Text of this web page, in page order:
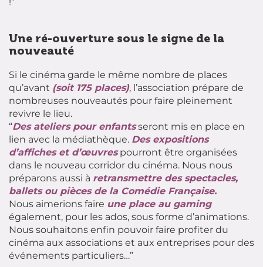
Une ré-ouverture sous le signe de la
nouveauté
Si le cinéma garde le même nombre de places
qu’avant (soit 175 places), l’association prépare de
nombreuses nouveautés pour faire pleinement
revivre le lieu.
“Des ateliers pour enfantsseront mis en place en
lien avec la médiathèque. Des expositions
d’affiches et d’œuvrespourront être organisées
dans le nouveau corridor du cinéma. Nous nous
préparons aussi à retransmettre des spectacles,
ballets ou pièces de la Comédie Française.
Nous aimerions faire une place au gaming
également, pour les ados, sous forme d’animations.
Nous souhaitons enfin pouvoir faire profiter du
cinéma aux associations et aux entreprises pour des
événements particuliers…”